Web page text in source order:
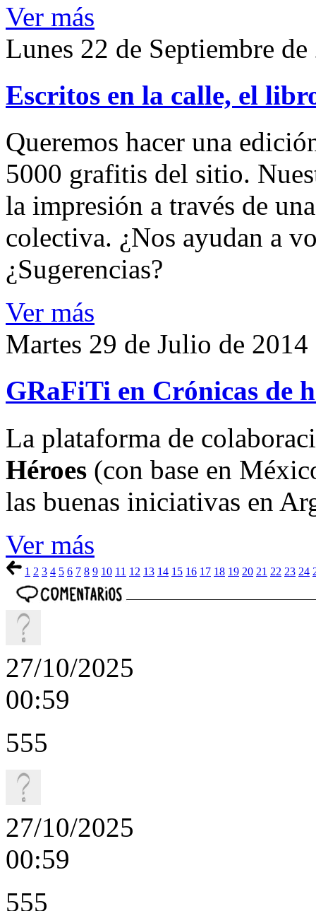
Ver más
Lunes 22 de Septiembre
Escritos en la calle, el
Queremos hacer una
5000 grafitis del sitio.
la impresión a través de
colectiva. ¿Nos ayudan a
¿Sugerencias?
Ver más
Martes 29 de Julio de 2014
GRaFiTi en Crónicas de
La plataforma de
Héroes (con base en
las buenas iniciativas en
Ver más
1 2 3 4 5 6 7 8 9 10 11 12 13 14 15 16 17 18 19 20 21 22 23 24
27/10/2025
00:59
555
27/10/2025
00:59
555